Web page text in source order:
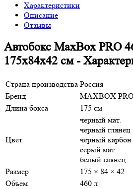
Характеристики
Описание
Отзывы
Автобокс MaxBox PRO
175x84x42 см -
Страна производства Россия
Бренд
MAXBOX PRO
Длина бокса
175 см
Цвет
черный мат.
черный глянец
черный карбон
серый мат.
белый глянец
Размер
175 × 84 × 42
Объем
460 л